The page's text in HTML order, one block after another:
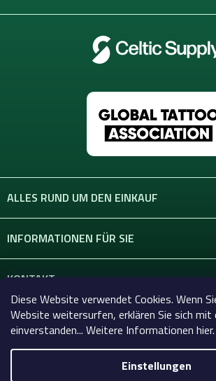
Diese Website verwendet Cookies. Wenn
Website weitersurfen, erklären Sie sich mit
einverstanden... Weitere Informationen hier.
Einstellungen
ALLES RUND UM DEN EINKAUF
INFORMATIONEN FÜR SIE
KONTAKT